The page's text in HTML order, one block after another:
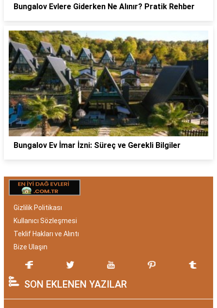
Bungalov Evlere Giderken Ne Alınır? Pratik Rehber
Bungalov Ev İmar İzni: Süreç ve Gerekli Bilgiler
Gizlilik Politikası
Kullanıcı Sözleşmesi
Teklif Hakları ve Alıntı
Bize Ulaşın
SON EKLENEN YAZILAR